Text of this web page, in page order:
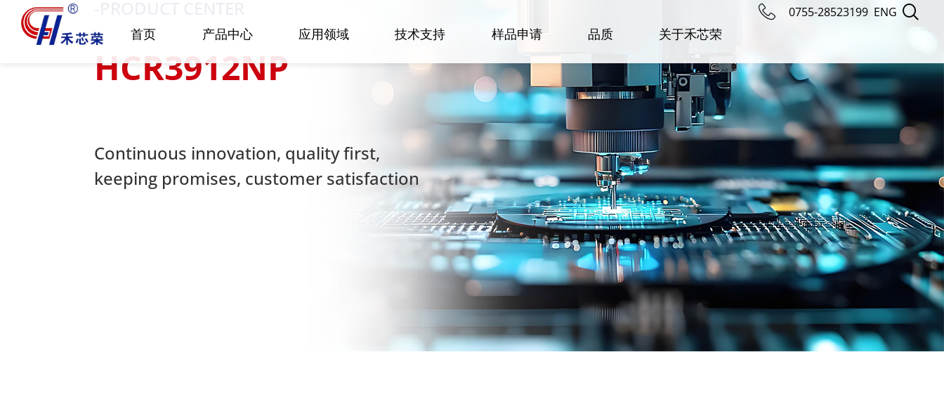
首页 产品中心 应用领域 技术支持 样品申请 品质 关于禾芯荣
0755-28523199 ENG
HCR3912NP
Continuous innovation, quality first,
keeping promises, customer satisfaction